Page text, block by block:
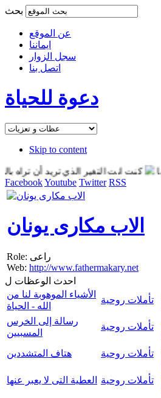
عن الموقع
ايماننا
سجل الزوار
اتصل بنا
دعوة للحياة
Skip to content
كنت انت التغير الذي تريد أن تراه بالعالم
FacebookYoutube Twitter RSS
الاب مكارى يونان
Role: راعى
Web: http://www.fathermakary.net
احدث الوعظات ل
الأشياء الموهوبة لنا من
الله - الحياة
تأملات روحية
رسالة إلى الخرس
المسبيين
تأملات روحية
هتاف المتشددين تأملات روحية
العطية التى لا يعبر عنها تأملات روحية